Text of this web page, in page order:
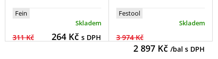
Fein
Skladem
311 Kč 264Kč s DPH
Festool
Skladem
3 974 Kč
2 897Kč /bal s DPH